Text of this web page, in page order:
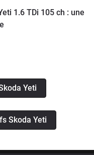
1.6 TDi 105 ch : une
Yeti
Skoda Yeti